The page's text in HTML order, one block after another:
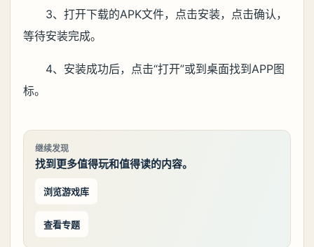
3、打开下载的APK文件，点击安装，点击确认，
等待安装完成。
4、安装成功后，点击“打开”或到桌面找到APP图
标。
继续发现
找到更多值得玩和值得读的内容。
浏览游戏库
查看专题